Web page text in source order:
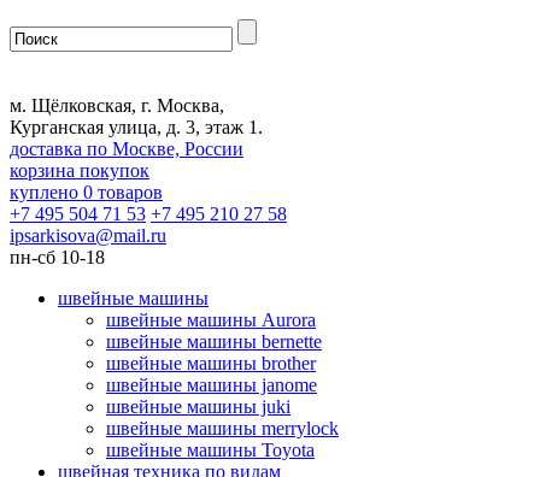
м. Щёлковская, г. Москва,
Курганская улица, д. 3, этаж 1.
доставка по Москве, России
корзина покупок
куплено 0 товаров
+7 495 504 71 53 +7 495 210 27 58
ipsarkisova@mail.ru
пн-сб 10-18
швейные машины
швейные машины Aurora
швейные машины bernette
швейные машины brother
швейные машины janome
швейные машины juki
швейные машины merrylock
швейные машины Toyota
швейная техника по видам